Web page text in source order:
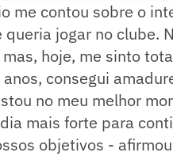
me contou sobre o
jogar no clube.
hoje, me sinto
consegui
no meu melhor
mais forte para
objetivos -